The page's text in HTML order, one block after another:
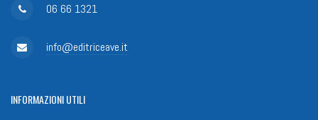
06 66 1321
info@editriceave.it
INFORMAZIONIUTILI